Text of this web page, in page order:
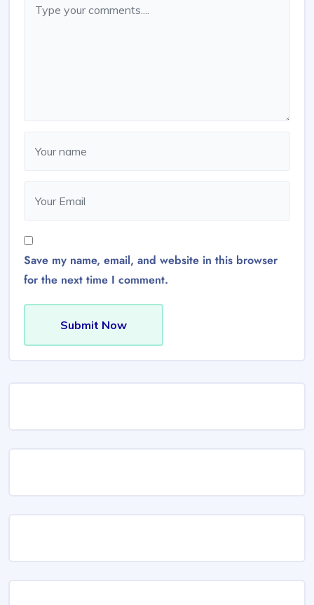
Save my name, email, and website in this browser
for the next time I comment.
Submit Now